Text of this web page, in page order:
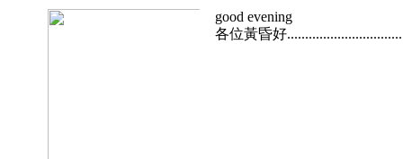
good evening
各位黃昏好